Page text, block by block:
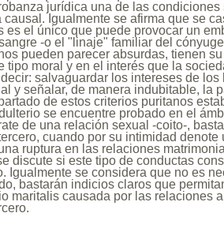
jurídica una de las
Igualmente se afirma que se
es el único que puede provocar un
-o el "linaje" familiar del
pueden parecer absurdas, tienen
tipo moral y en el interés que la
salvaguardar los intereses de
y señalar, de manera indubitable, la
de estos criterios puritanos
se encuentre probado en el
de una relación sexual -coito-,
cuando por su intimidad denote
ruptura en las relaciones
discute si este tipo de conductas
Igualmente se considera que no es
bastarán indicios claros que
maritalis causada por las relaciones